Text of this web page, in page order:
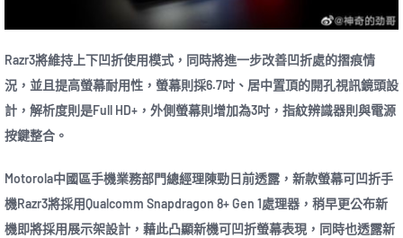
Razr3將維持上下凹折使用模式，同時將進一步改善凹折處的摺痕情
況，並且提高螢幕耐用性，螢幕則採6.7吋、居中置頂的開孔視訊鏡頭設
計，解析度則是Full HD+，外側螢幕則增加為3吋，指紋辨識器則與電源
按鍵整合。
Motorola中國區手機業務部門總經理陳勁日前透露，新款螢幕可凹折手
機Razr3將採用Qualcomm Snapdragon 8+ Gen 1處理器，稍早更公布新
機即將採用展示架設計，藉此凸顯新機可凹折螢幕表現，同時也透露新